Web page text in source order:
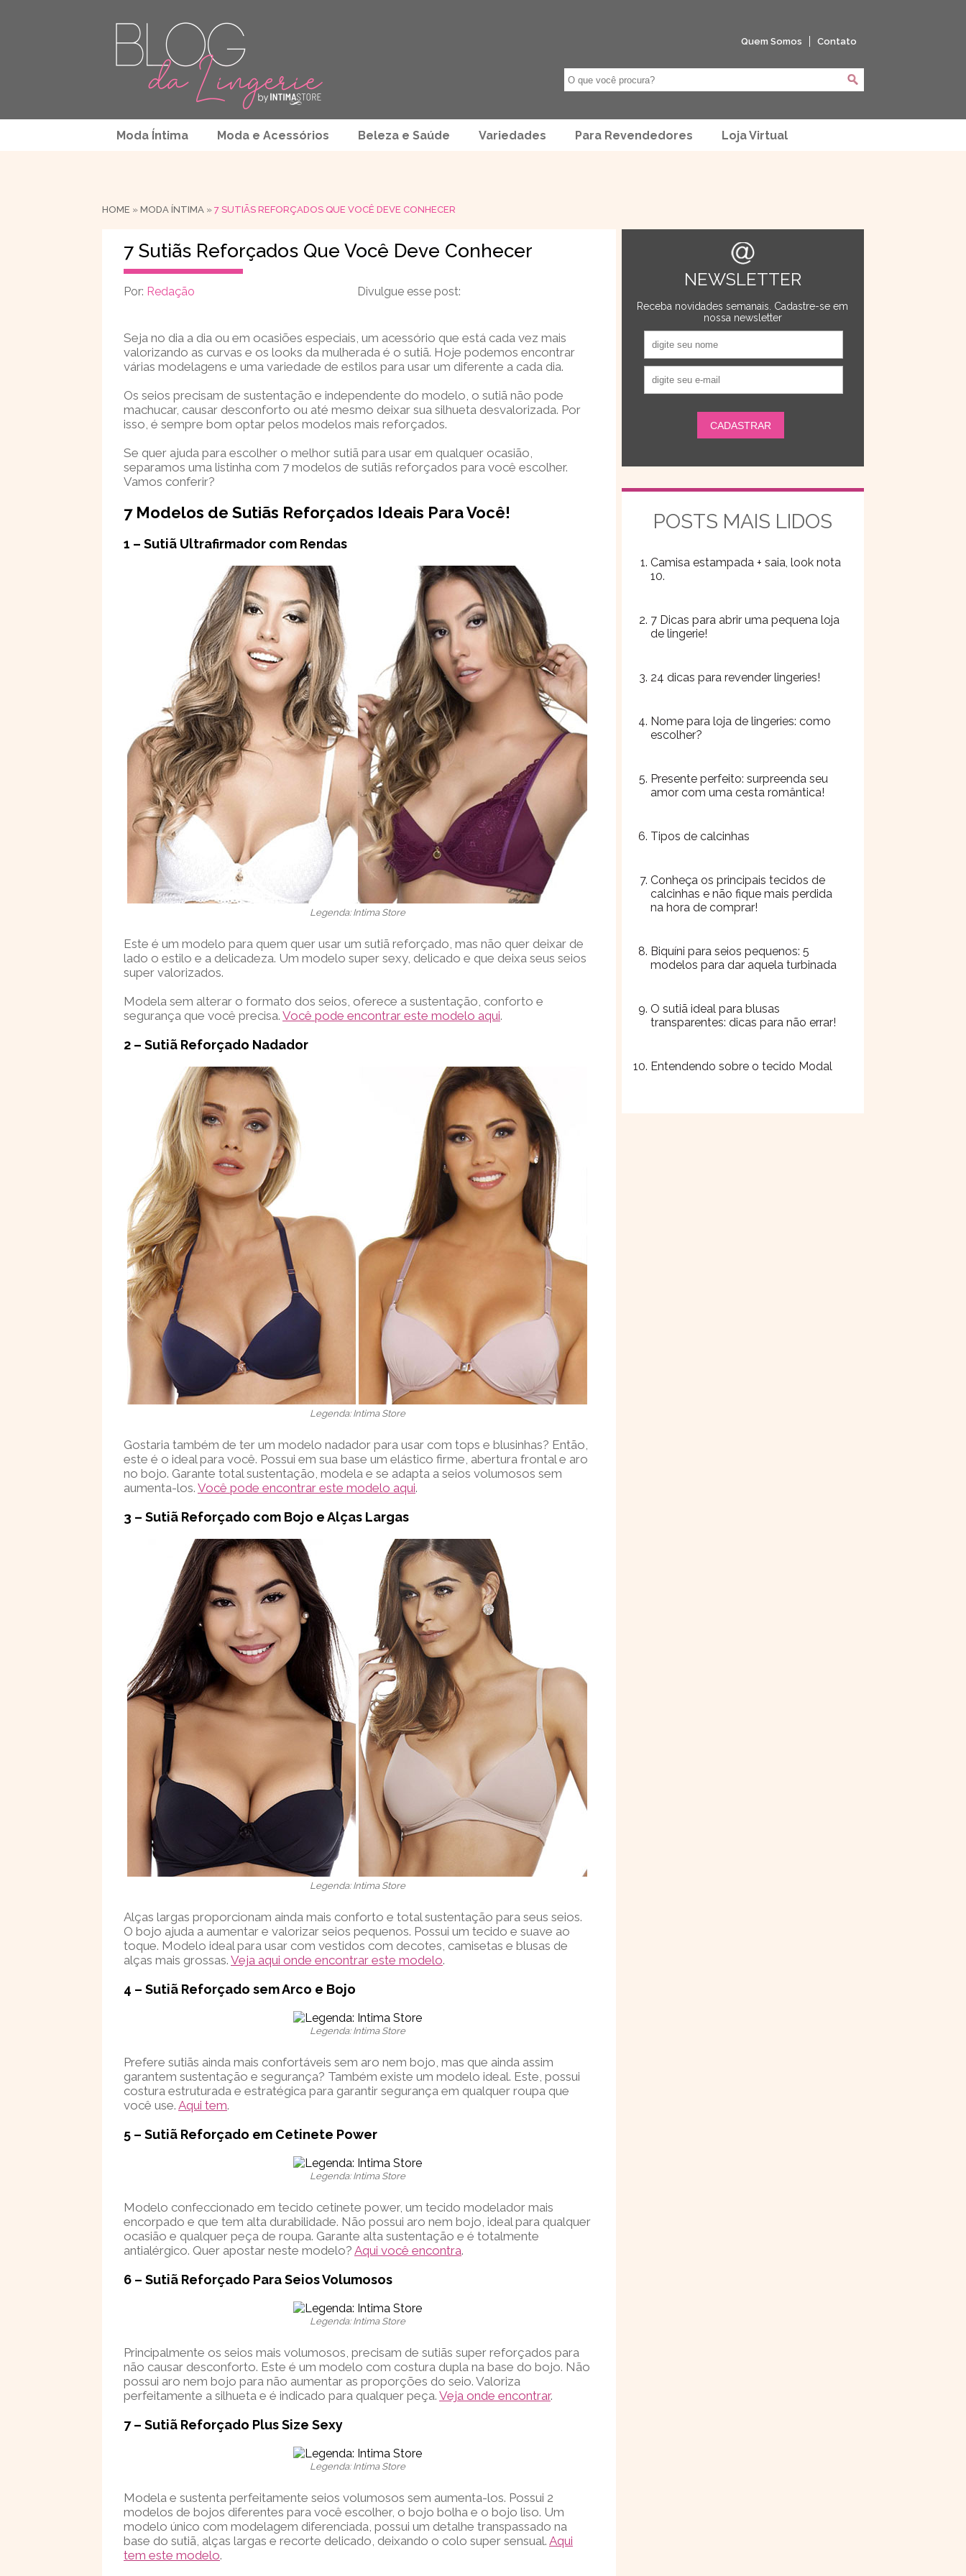
Quem Somos Contato
Moda Íntima Moda e Acessórios Beleza e Saúde Variedades Para Revendedores Loja Virtual
HOME » MODA ÍNTIMA » 7 SUTIÃS REFORÇADOS QUE VOCÊ DEVE CONHECER
7 Sutiãs Reforçados Que Você Deve Conhecer
Por: Redação Divulgue esse post:
Seja no dia a dia ou em ocasiões especiais, um acessório que está cada vez mais
valorizando as curvas e os looks da mulherada é o sutiã. Hoje podemos encontrar
várias modelagens e uma variedade de estilos para usar um diferente a cada dia.
Os seios precisam de sustentação e independente do modelo, o sutiã não pode
machucar, causar desconforto ou até mesmo deixar sua silhueta desvalorizada. Por
isso, é sempre bom optar pelos modelos mais reforçados.
Se quer ajuda para escolher o melhor sutiã para usar em qualquer ocasião,
separamos uma listinha com 7 modelos de sutiãs reforçados para você escolher.
Vamos conferir?
7 Modelos de Sutiãs Reforçados Ideais Para Você!
1 – Sutiã Ultrafirmador com Rendas
Legenda: Intima Store
Este é um modelo para quem quer usar um sutiã reforçado, mas não quer deixar de
lado o estilo e a delicadeza. Um modelo super sexy, delicado e que deixa seus seios
super valorizados.
Modela sem alterar o formato dos seios, oferece a sustentação, conforto e
segurança que você precisa. Você pode encontrar este modelo aqui.
2 – Sutiã Reforçado Nadador
Legenda: Intima Store
Gostaria também de ter um modelo nadador para usar com tops e blusinhas? Então,
este é o ideal para você. Possui em sua base um elástico firme, abertura frontal e aro
no bojo. Garante total sustentação, modela e se adapta a seios volumosos sem
aumenta-los. Você pode encontrar este modelo aqui.
3 – Sutiã Reforçado com Bojo e Alças Largas
Legenda: Intima Store
Alças largas proporcionam ainda mais conforto e total sustentação para seus seios.
O bojo ajuda a aumentar e valorizar seios pequenos. Possui um tecido e suave ao
toque. Modelo ideal para usar com vestidos com decotes, camisetas e blusas de
alças mais grossas. Veja aqui onde encontrar este modelo.
4 – Sutiã Reforçado sem Arco e Bojo
Legenda: Intima Store
Prefere sutiãs ainda mais confortáveis sem aro nem bojo, mas que ainda assim
garantem sustentação e segurança? Também existe um modelo ideal. Este, possui
costura estruturada e estratégica para garantir segurança em qualquer roupa que
você use. Aqui tem.
5 – Sutiã Reforçado em Cetinete Power
Legenda: Intima Store
Modelo confeccionado em tecido cetinete power, um tecido modelador mais
encorpado e que tem alta durabilidade. Não possui aro nem bojo, ideal para qualquer
ocasião e qualquer peça de roupa. Garante alta sustentação e é totalmente
antialérgico. Quer apostar neste modelo? Aqui você encontra.
6 – Sutiã Reforçado Para Seios Volumosos
Legenda: Intima Store
Principalmente os seios mais volumosos, precisam de sutiãs super reforçados para
não causar desconforto. Este é um modelo com costura dupla na base do bojo. Não
possui aro nem bojo para não aumentar as proporções do seio. Valoriza
perfeitamente a silhueta e é indicado para qualquer peça. Veja onde encontrar.
7 – Sutiã Reforçado Plus Size Sexy
Legenda: Intima Store
Modela e sustenta perfeitamente seios volumosos sem aumenta-los. Possui 2
modelos de bojos diferentes para você escolher, o bojo bolha e o bojo liso. Um
modelo único com modelagem diferenciada, possui um detalhe transpassado na
base do sutiã, alças largas e recorte delicado, deixando o colo super sensual. Aqui
tem este modelo.
NEWSLETTER
Receba novidades semanais. Cadastre-se em
nossa newsletter
POSTS MAIS LIDOS
Camisa estampada + saia, look nota
10.
7 Dicas para abrir uma pequena loja
de lingerie!
24 dicas para revender lingeries!
Nome para loja de lingeries: como
escolher?
Presente perfeito: surpreenda seu
amor com uma cesta romântica!
Tipos de calcinhas
Conheça os principais tecidos de
calcinhas e não fique mais perdida
na hora de comprar!
Biquíni para seios pequenos: 5
modelos para dar aquela turbinada
O sutiã ideal para blusas
transparentes: dicas para não errar!
Entendendo sobre o tecido Modal